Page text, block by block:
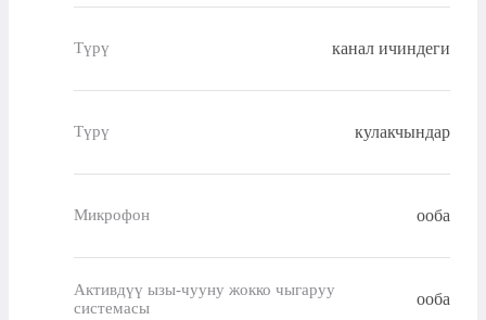
Түрү канал ичиндеги
Түрү кулакчындар
Микрофон ооба
Активдүү ызы-чууну жокко чыгаруу
системасы
ооба